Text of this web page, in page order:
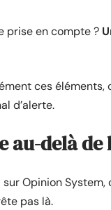
prise en compte ?
ces éléments,
d’alerte.
au-delà de
Opinion
pas là.